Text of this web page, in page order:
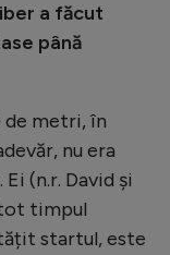
a făcut
până
de metri, în
nu era
(n.r. David și
tot timpul
startul, este